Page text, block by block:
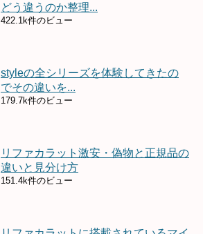
どう違うのか整理...
422.1k件のビュー
styleの全シリーズを体験してきたの
でその違いを...
179.7k件のビュー
リファカラット激安・偽物と正規品の
違いと見分け方
151.4k件のビュー